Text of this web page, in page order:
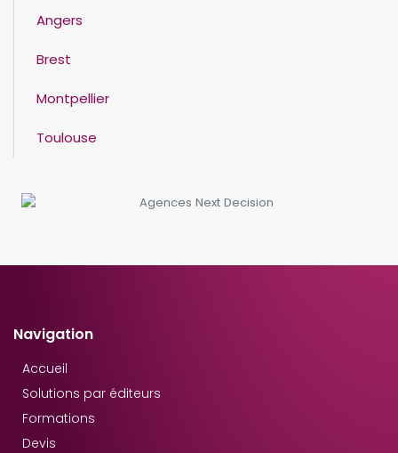
Angers
Brest
Montpellier
Toulouse
Navigation
Accueil
Solutions par éditeurs
Formations
Devis